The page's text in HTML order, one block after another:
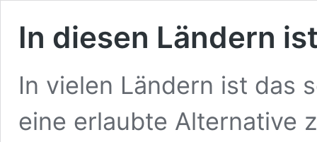
In diesen Ländern
In vielen Ländern ist das
eine erlaubte Alternative